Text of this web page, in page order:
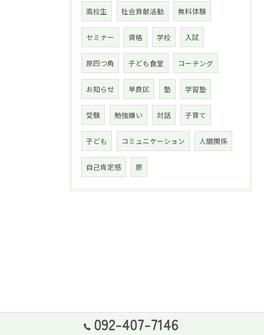
高校生 社会貢献活動 無料体験
セミナー 資格 学校 入試
原四つ角 子ども食堂 コーチング
お知らせ 早良区 塾 学習塾
受験 勉強嫌い 対話 子育て
子ども コミュニケーション 人間関係
自己肯定感 原
092-407-7146